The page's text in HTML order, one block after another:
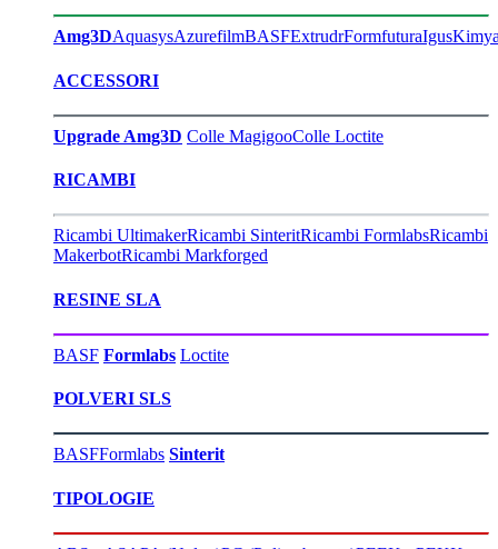
Amg3DAquasysAzurefilmBASFExtrudrFormfuturaIgus
ACCESSORI
Upgrade Amg3D Colle MagigooColle Loctite
RICAMBI
Ricambi UltimakerRicambi SinteritRicambi FormlabsRicambi
MakerbotRicambi Markforged
RESINE SLA
BASF Formlabs Loctite
POLVERI SLS
BASFFormlabs Sinterit
TIPOLOGIE